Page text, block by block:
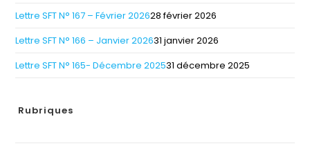
Lettre SFT N° 167 – Février 202628 février 2026
Lettre SFT N° 166 – Janvier 202631 janvier 2026
Lettre SFT N° 165- Décembre 202531 décembre 2025
Rubriques